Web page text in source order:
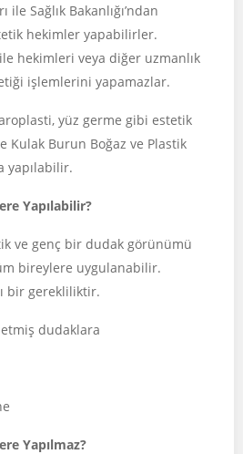
Sağlık Bakanlığı’ndan
hekimler yapabilirler.
hekimleri veya diğer uzmanlık
işlemlerini yapamazlar.
yüz germe gibi estetik
Kulak Burun Boğaz ve Plastik
yapılabilir.
Yapılabilir?
ve genç bir dudak görünümü
bireylere uygulanabilir.
bir gerekliliktir.
dudaklara
Yapılmaz?